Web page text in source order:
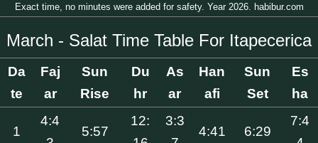
Exact time, no minutes were added for safety. Year 2026. habibur.com
March - Salat Time Table For Itapecerica
Da
te
Faj
ar
Sun
Rise
Du
hr
As
ar
Han
afi
Sun
Set
Es
ha
1
4:4
5:57
12:
3:3
4:41 6:29
7:4